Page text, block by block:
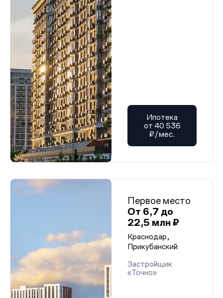
Ипотека
от 40 536
₽/мес.
Первое место
От 6,7 до
22,5 млн ₽
Краснодар,
Прикубанский
Застройщик
«Точно»